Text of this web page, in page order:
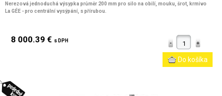
Nerezová jednoduchá výsypka průměr 200 mm pro silo na obilí, mouku, šrot, krmivo
La GÉE - pro centrální vysýpání, s přírubou.
8 000.39 € s DPH